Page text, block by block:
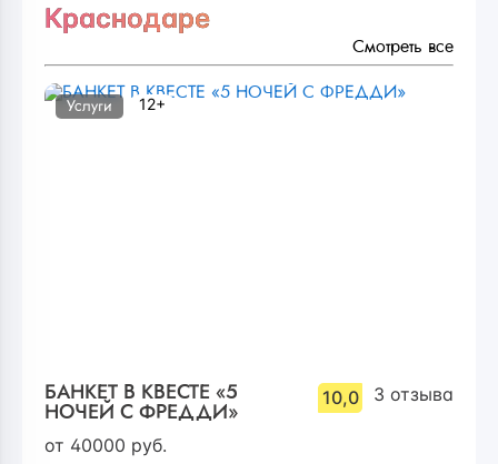
Краснодаре
Смотреть все
БАНКЕТ В КВЕСТЕ «5
НОЧЕЙ С ФРЕДДИ»
10,0 3 отзыва
от 40000 руб.
Услуги 12+